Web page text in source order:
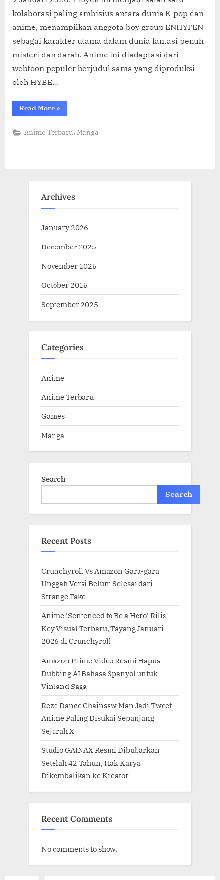
kolaborasi paling ambisius antara dunia K-pop dan
anime, menampilkan anggota boy group ENHYPEN
sebagai karakter utama dalam dunia fantasi penuh
misteri dan darah. Anime ini diadaptasi dari
webtoon populer berjudul sama yang diproduksi
oleh HYBE…
Read More“DARK
MOON:
BLOOD
ALTAR,
Kolaborasi
»
Anime Terbaru,Manga
Archives
January 2026
December 2025
November 2025
October 2025
September 2025
Categories
Anime
Anime Terbaru
Games
Manga
Search
Search
Recent Posts
Crunchyroll Vs Amazon Gara-gara
Unggah Versi Belum Selesai dari
Strange Fake
Anime ‘Sentenced to Be a Hero’ Rilis
Key Visual Terbaru, Tayang Januari
2026 di Crunchyroll
Amazon Prime Video Resmi Hapus
Dubbing AI Bahasa Spanyol untuk
Vinland Saga
Reze Dance Chainsaw Man Jadi Tweet
Anime Paling Disukai Sepanjang
Sejarah X
Studio GAINAX Resmi Dibubarkan
Setelah 42 Tahun, Hak Karya
Dikembalikan ke Kreator
Recent Comments
No comments to show.